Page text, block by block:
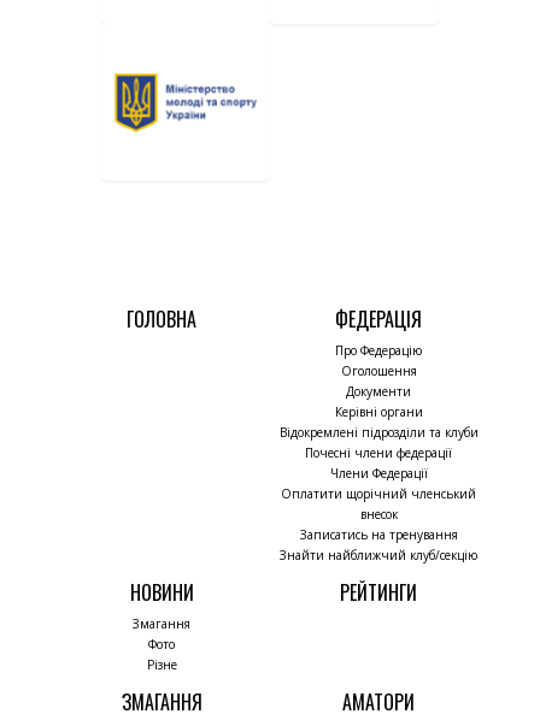
ГОЛОВНА ФЕДЕРАЦІЯ
Про Федерацію
Оголошення
Документи
Керівні органи
Відокремлені підрозділи та клуби
Почесні члени федерації
Члени Федерації
Оплатити щорічний членський
внесок
Записатись на тренування
Знайти найближчий клуб/секцію
НОВИНИ
Змагання
Фото
Різне
РЕЙТИНГИ
ЗМАГАННЯ АМАТОРИ